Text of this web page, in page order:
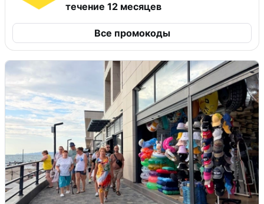
течение 12 месяцев
Все промокоды